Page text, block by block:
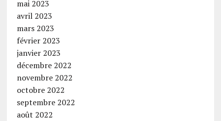
mai 2023
avril 2023
mars 2023
février 2023
janvier 2023
décembre 2022
novembre 2022
octobre 2022
septembre 2022
août 2022